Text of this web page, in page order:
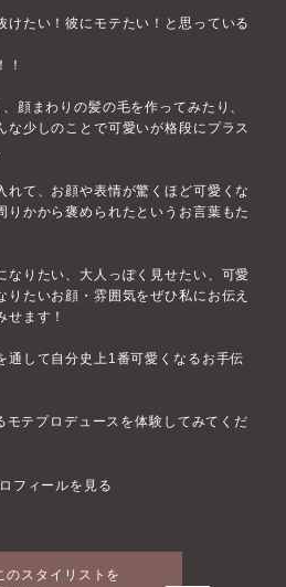
けたい！彼にモテたい！と思っている
！
顔まわりの髪の毛を作ってみたり、
な少しのことで可愛いが格段にプラス
れて、お顔や表情が驚くほど可愛くな
りかから褒められたというお言葉もた
なりたい、大人っぽく見せたい、可愛
りたいお顔・雰囲気をぜひ私にお伝え
せます！
通して自分史上1番可愛くなるお手伝
テプロデュースを体験してみてくだ
フィールを見る
のスタイリストを